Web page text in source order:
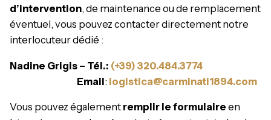
d’intervention, de maintenance ou de remplacement
éventuel, vous pouvez contacter directement notre
interlocuteur dédié :
Nadine Grigis – Tél.: (+39) 320.484.3774
Email: logistica@carminati1894.com
Vous pouvez également remplir le formulaire en